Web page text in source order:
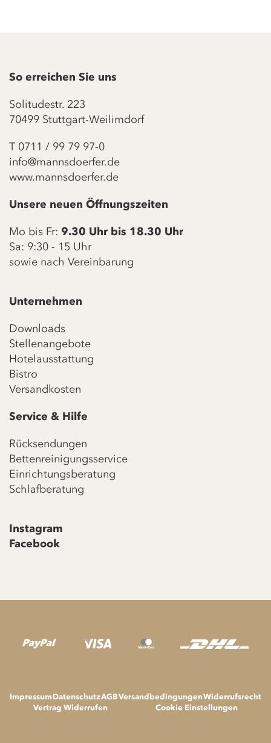
So erreichen Sie uns
Solitudestr. 223
70499 Stuttgart-Weilimdorf
T 0711 / 99 79 97-0
info@mannsdoerfer.de
www.mannsdoerfer.de
Unsere neuen Öffnungszeiten
Mo bis Fr: 9.30 Uhr bis 18.30 Uhr
Sa: 9:30 - 15 Uhr
sowie nach Vereinbarung
Unternehmen
Downloads
Stellenangebote
Hotelausstattung
Bistro
Versandkosten
Service & Hilfe
Rücksendungen
Bettenreinigungsservice
Einrichtungsberatung
Schlafberatung
Instagram
Facebook
ImpressumDatenschutzAGBVersandbedingungenWiderrufsrecht
Vertrag Widerrufen
Cookie Einstellungen